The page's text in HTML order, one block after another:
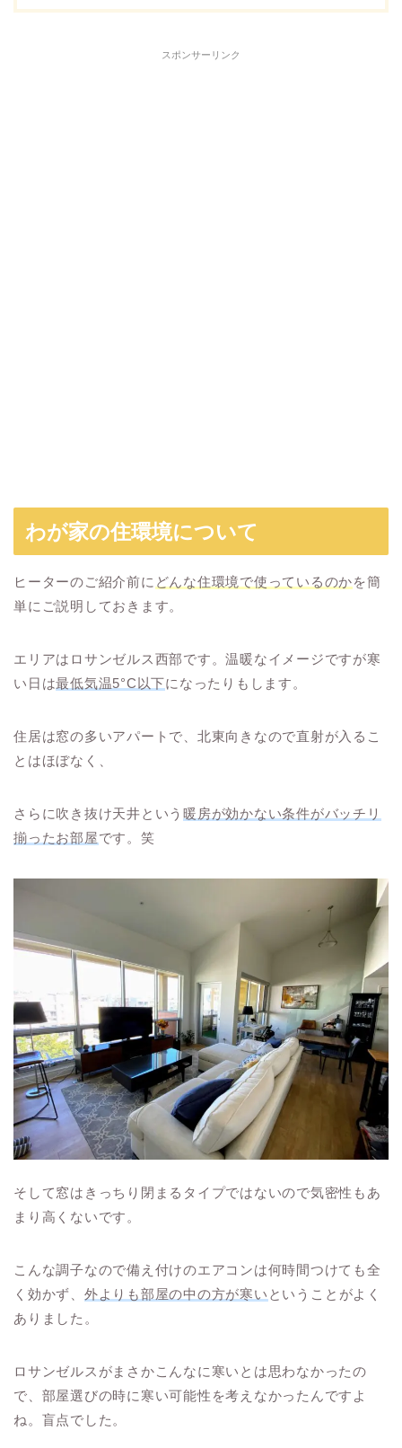
スポンサーリンク
わが家の住環境について
ヒーターのご紹介前に どんな住環境で使っているのかを簡
単にご説明しておきます。
エリアはロサンゼルス西部です。温暖なイメージですが寒
い日は最低気温5°C以下になったりもします。
住居は窓の多いアパートで、北東向きなので直射が入るこ
とはほぼなく、
さらに吹き抜け天井という暖房が効かない条件がバッチリ
揃ったお部屋です。笑
そして窓はきっちり閉まるタイプではないので気密性もあ
まり高くないです。
こんな調子なので備え付けのエアコンは何時間つけても全
く効かず、 外よりも部屋の中の方が寒い ということがよく
ありました。
ロサンゼルスがまさかこんなに寒いとは思わなかったの
で、部屋選びの時に寒い可能性を考えなかったんですよ
ね。盲点でした。